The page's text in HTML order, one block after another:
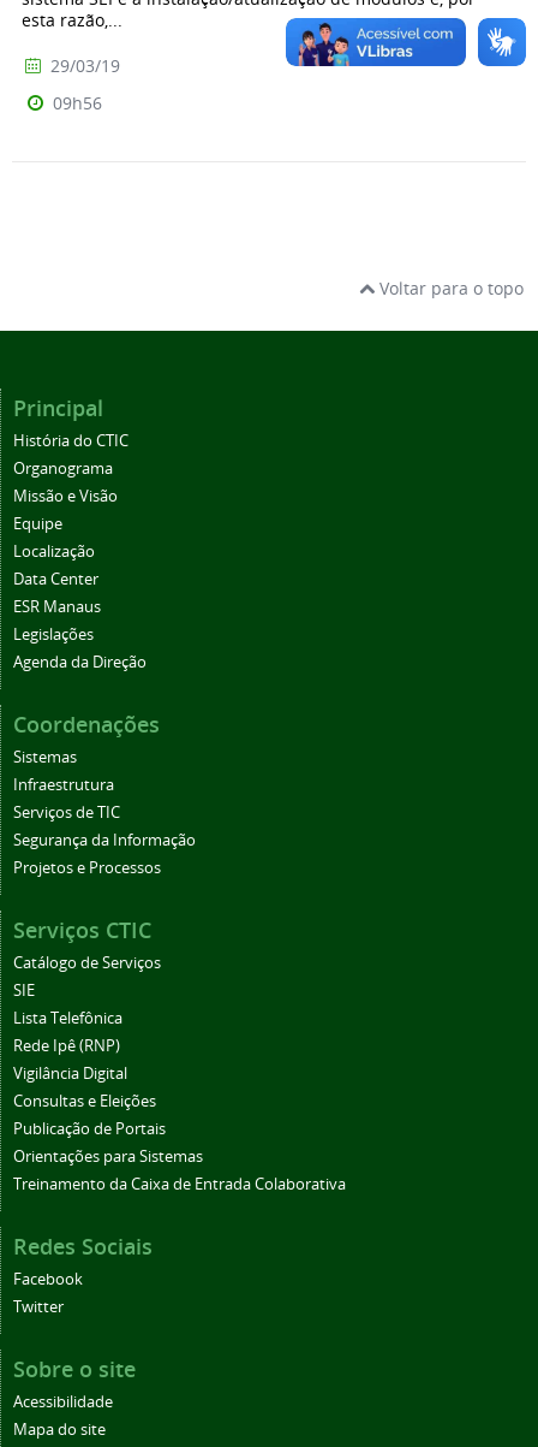
esta razão,...
29/03/19
09h56
Voltar para o topo
Principal
História do CTIC
Organograma
Missão e Visão
Equipe
Localização
Data Center
ESR Manaus
Legislações
Agenda da Direção
Coordenações
Sistemas
Infraestrutura
Serviços de TIC
Segurança da Informação
Projetos e Processos
Serviços CTIC
Catálogo de Serviços
SIE
Lista Telefônica
Rede Ipê (RNP)
Vigilância Digital
Consultas e Eleições
Publicação de Portais
Orientações para Sistemas
Treinamento da Caixa de Entrada Colaborativa
Redes Sociais
Facebook
Twitter
Sobre o site
Acessibilidade
Mapa do site